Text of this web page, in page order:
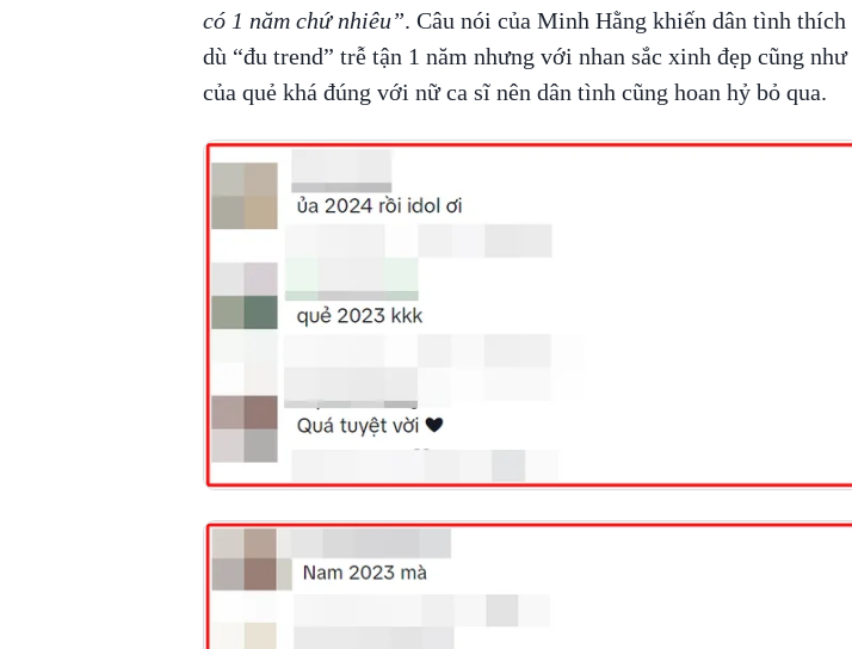
có 1 năm chứ nhiêu”. Câu nói của Minh Hằng khiến dân tình thích
dù “đu trend” trễ tận 1 năm nhưng với nhan sắc xinh đẹp cũng
của quẻ khá đúng với nữ ca sĩ nên dân tình cũng hoan hỷ bỏ qua.